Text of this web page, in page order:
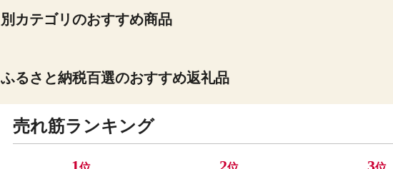
別カテゴリのおすすめ商品
ふるさと納税百選のおすすめ返礼品
売れ筋ランキング